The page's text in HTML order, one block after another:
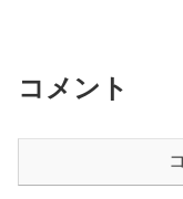
コメント